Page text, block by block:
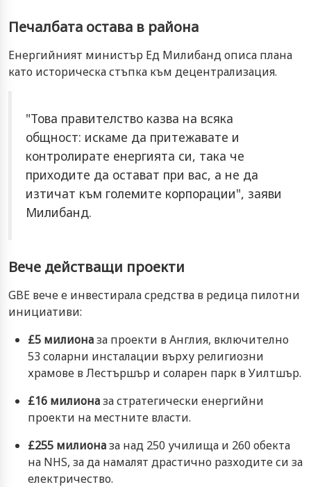
Печалбата остава в района
Енергийният министър Ед Милибанд описа плана
като историческа стъпка към децентрализация.
"Това правителство казва на всяка
общност: искаме да притежавате и
контролирате енергията си, така че
приходите да остават при вас, а не да
изтичат към големите корпорации", заяви
Милибанд.
Вече действащи проекти
GBE вече е инвестирала средства в редица пилотни
инициативи:
£5 милионаза проекти в Англия, включително
53 соларни инсталации върху религиозни
храмове в Лестършър и соларен парк в Уилтшър.
£16 милионаза стратегически енергийни
проекти на местните власти.
£255 милионаза над 250 училища и 260 обекта
на NHS, за да намалят драстично разходите си за
електричество.